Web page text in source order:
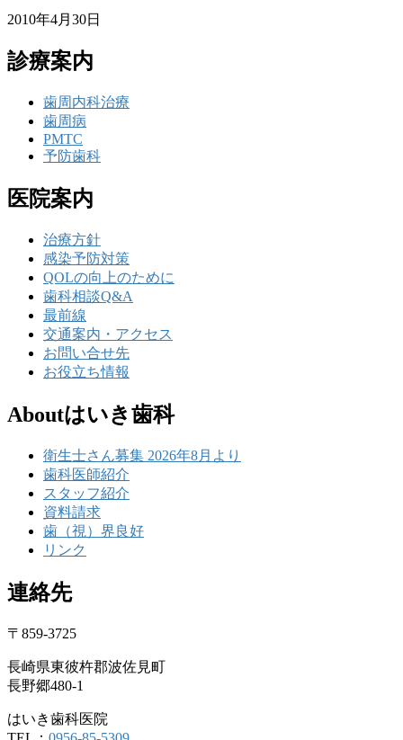
2010年4月30日
診療案内
歯周内科治療
歯周病
PMTC
予防歯科
医院案内
治療方針
感染予防対策
QOLの向上のために
歯科相談Q&A
最前線
交通案内・アクセス
お問い合せ先
お役立ち情報
Aboutはいき歯科
衛生士さん募集 2026年8月より
歯科医師紹介
スタッフ紹介
資料請求
歯（視）界良好
リンク
連絡先
〒859-3725
長崎県東彼杵郡波佐見町
長野郷480-1
はいき歯科医院